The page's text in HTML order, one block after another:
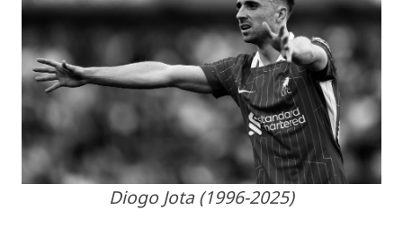
Diogo Jota (1996-2025)